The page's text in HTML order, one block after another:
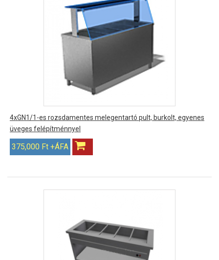
4xGN1/1-es rozsdamentes melegentartó pult, burkolt, egyenes
üveges felépítménnyel
375,000 Ft +ÁFA